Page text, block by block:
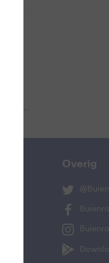
Overig